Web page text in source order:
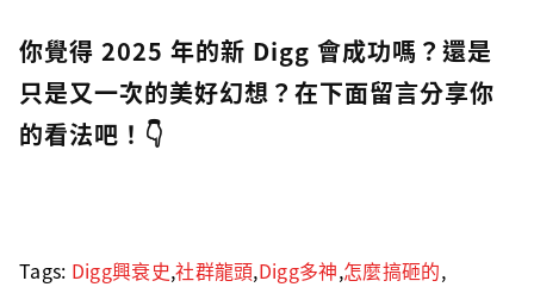
你覺得 2025 年的新 Digg 會成功嗎？還是
只是又一次的美好幻想？在下面留言分享你
的看法吧！👇
Tags: Digg興衰史,社群龍頭,Digg多神,怎麼搞砸的,